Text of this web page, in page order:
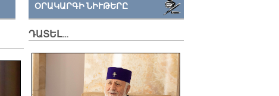
ՕՐԱԿԱՐԳԻ ՆԻՒԹԵՐԸ
ԴԱՏԵԼ…